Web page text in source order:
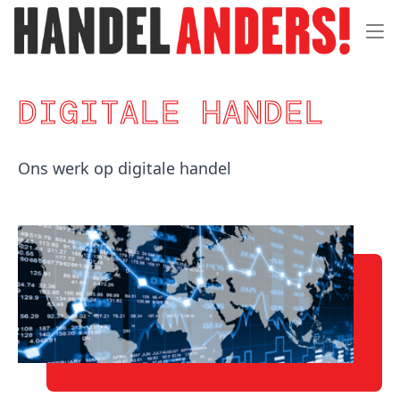
DIGITALE HANDEL
Ons werk op digitale handel